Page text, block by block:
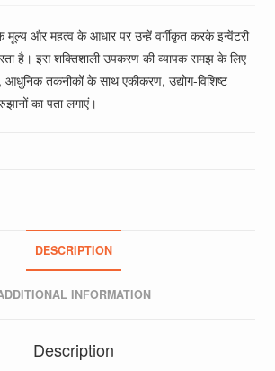
और महत्व के आधार पर उन्हें वर्गीकृत करके इन्वेंटरी
है। इस शक्तिशाली उपकरण की व्यापक समझ के लिए
आधुनिक तकनीकों के साथ एकीकरण, उद्योग-विशिष्ट
का पता लगाएं।
DESCRIPTION
INFORMATION
Description